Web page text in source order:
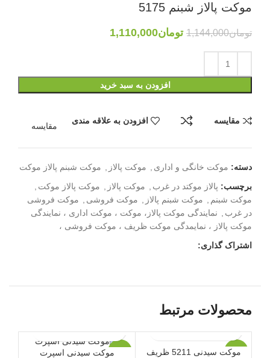
موکت پالاز شبنم 5175
تومان1,144,000 تومان1,110,000
افزودن به سبد خرید
مقایسه افزودن به علاقه مندی
مقایسه
دسته: موکت خانگی و اداری موکت پالاز
موکت شبنم پالاز موکت
برچسب: پالاز موکتد در غرب موکت پالاز موکت پالاز موکت
موکت شبنم
موکت شبنم پالاز موکت فروشی
موکت فروشی
در غرب
نمایندگی موکت پالاز، موکت ، موکت اداری ، نمایندگی
موکت پالاز ، نمایمدگی موکت ظریف ، موکت فروشی ،
اشتراک گذاری:
محصولات مرتبط
-3%
موکت سیدنی 5211 ظریف
موکت سیدنی اسپرت